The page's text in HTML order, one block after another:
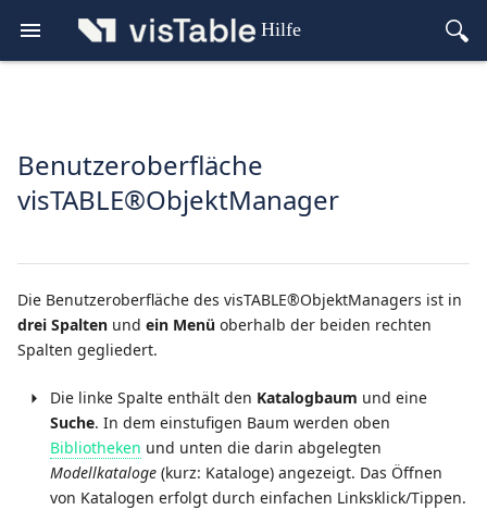
Hilfe
Benutzeroberfläche
visTABLE®ObjektManager
Die Benutzeroberfläche des visTABLE®ObjektManagers ist in
drei Spalten und ein Menü oberhalb der beiden rechten
Spalten gegliedert.
Die linke Spalte enthält den Katalogbaum und eine
Suche. In dem einstufigen Baum werden oben
Bibliotheken und unten die darin abgelegten
Modellkataloge (kurz: Kataloge) angezeigt. Das Öffnen
von Katalogen erfolgt durch einfachen Linksklick/Tippen.